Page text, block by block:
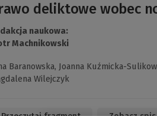
deliktowe wobec
naukowa:
Machnikowski
Baranowska, Joanna Kuźmicka-
Wilejczyk